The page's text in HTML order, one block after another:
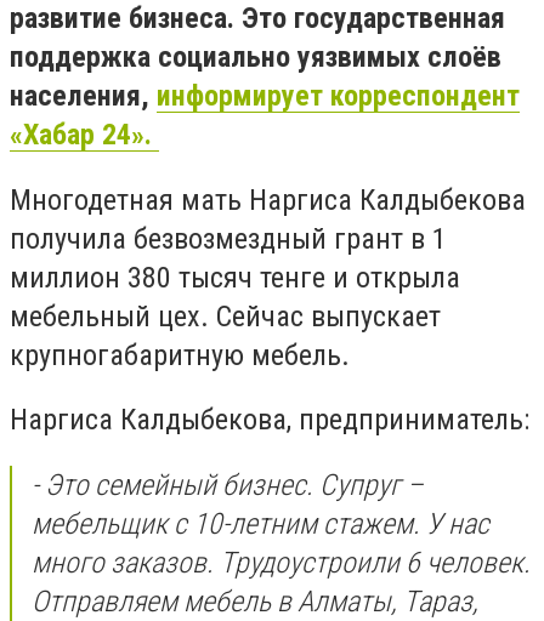
развитие бизнеса. Это государственная
поддержка социально уязвимых слоёв
населения, информирует корреспондент
«Хабар 24».
Многодетная мать Наргиса Калдыбекова
получила безвозмездный грант в 1
миллион 380 тысяч тенге и открыла
мебельный цех. Сейчас выпускает
крупногабаритную мебель.
Наргиса Калдыбекова, предприниматель:
- Это семейный бизнес. Супруг –
мебельщик с 10-летним стажем. У нас
много заказов. Трудоустроили 6 человек.
Отправляем мебель в Алматы, Тараз,